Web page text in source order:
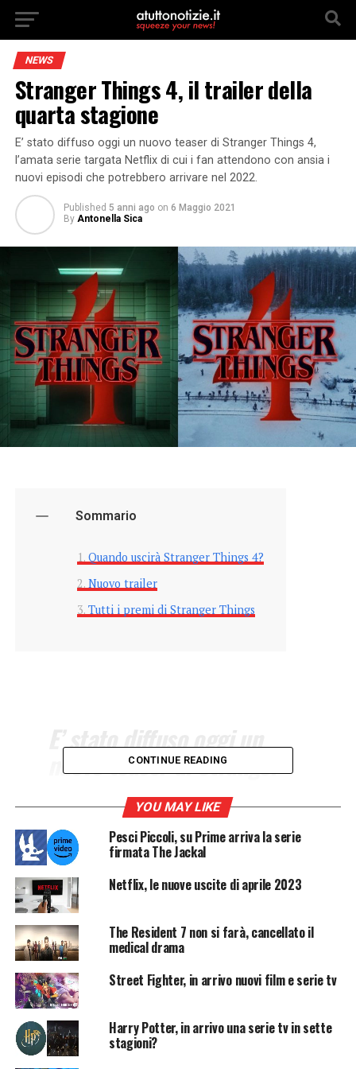
NEWS
Stranger Things 4, il trailer della
quarta stagione
E’ stato diffuso oggi un nuovo teaser di Stranger Things 4,
l’amata serie targata Netflix di cui i fan attendono con ansia i
nuovi episodi che potrebbero arrivare nel 2022.
Published 5 anni ago on 6 Maggio 2021
By Antonella Sica
Sommario
Quando uscirà Stranger Things 4?
Nuovo trailer
Tutti i premi di Stranger Things
E’ stato diffuso oggi un
nuovo teaser di Stranger
Things 4, l’amata serie
targata Netflix di cui i fan
attendono con ansia i nuovi
episodi che potrebbero
arrivare nel 2022.
Netflixha pubblicato unnuovo teaser della quarta
stagionedi
serie. Un primo trailer della nuova stagione era già stato
rilasciato a febbraio 2020, poi lo scoppio della pandemia
diCovid-19
ha rallentato le riprese.
“La pandemia ha decisamente ritardato le riprese, e
CONTINUE READING
YOU MAY LIKE
Pesci Piccoli, su Prime arriva la serie
firmata The Jackal
Netflix, le nuove uscite di aprile 2023
The Resident 7 non si farà, cancellato il
medical drama
Street Fighter, in arrivo nuovi film e serie tv
Harry Potter, in arrivo una serie tv in sette
stagioni?